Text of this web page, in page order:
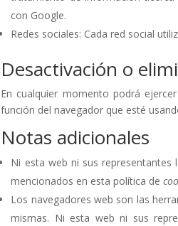
con Google.
Redes sociales: Cada red social
Desactivación o
En cualquier momento podrá
función del navegador que esté
Notas adicionales
Ni esta web ni sus representantes
mencionados en esta política de
Los navegadores web son las
mismas. Ni esta web ni sus